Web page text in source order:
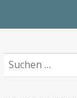
Suchen
nach: